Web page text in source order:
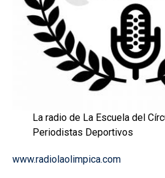
La radio de La Escuela del
Periodistas Deportivos
www.radiolaolimpica.com